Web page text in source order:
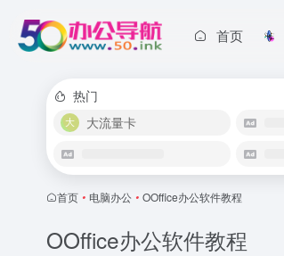
首页
热门
大流量卡
首页 • 电脑办公 • OOffice办公软件教程
OOffice办公软件教程